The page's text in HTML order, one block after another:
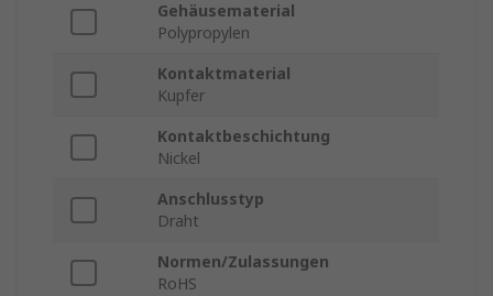
Gehäusematerial
Polypropylen
Kontaktmaterial
Kupfer
Kontaktbeschichtung
Nickel
Anschlusstyp
Draht
Normen/Zulassungen
RoHS